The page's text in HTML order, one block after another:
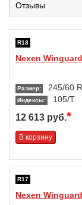
Отзывы
R18
Nexen
Размер: 245/60
Индексы: 105/T
12 613 руб.*
В корзину
R17
Nexen